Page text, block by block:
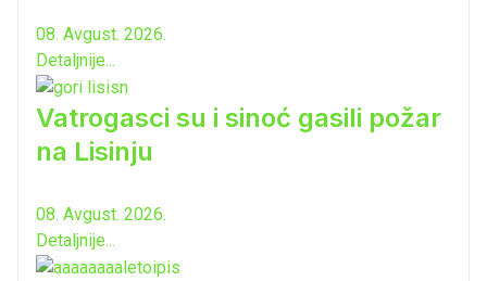
08. Avgust. 2026.
Detaljnije...
Vatrogasci su i sinoć gasili požar
na Lisinju
08. Avgust. 2026.
Detaljnije...